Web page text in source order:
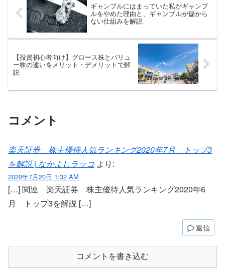
ギャンブルにはまっていた私がギャンブ
ルをやめた理由と、ギャンブルが儲から
ない仕組みを解説
【投資初心者向け】グロース株とバリュ
ー株の違いをメリット・デメリットで解
説
コメント
楽天証券 株主優待人気ランキング2020年7月 トップ3
を解説 | なかよしラッコ より:
2020年7月20日 1:32 AM
[…] 関連 楽天証券 株主優待人気ランキング2020年6
月 トップ3を解説 […]
返信
コメントを書き込む